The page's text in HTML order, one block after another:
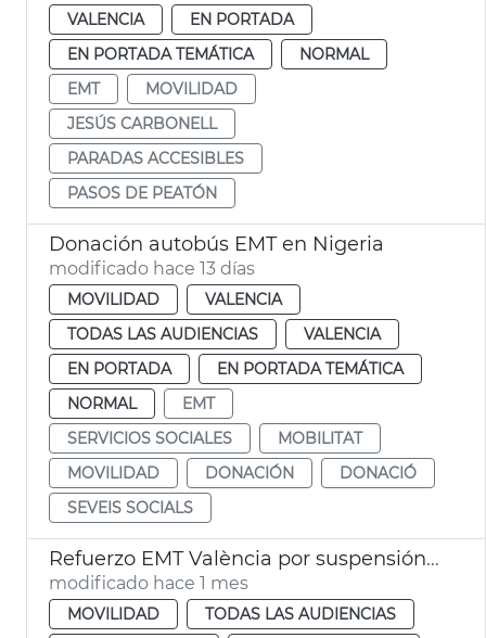
VALENCIA
EN PORTADA
EN PORTADA TEMÁTICA
NORMAL
EMT
MOVILIDAD
JESÚS CARBONELL
PARADAS ACCESIBLES
PASOS DE PEATÓN
Donación autobús EMT en Nigeria
modificado hace 13 días
MOVILIDAD
VALENCIA
TODAS LAS AUDIENCIAS
VALENCIA
EN PORTADA
EN PORTADA TEMÁTICA
NORMAL
EMT
SERVICIOS SOCIALES
MOBILITAT
MOVILIDAD
DONACIÓN
DONACIÓ
SEVEIS SOCIALS
Refuerzo EMT València por suspensión líneas FGV
modificado hace 1 mes
MOVILIDAD
TODAS LAS AUDIENCIAS